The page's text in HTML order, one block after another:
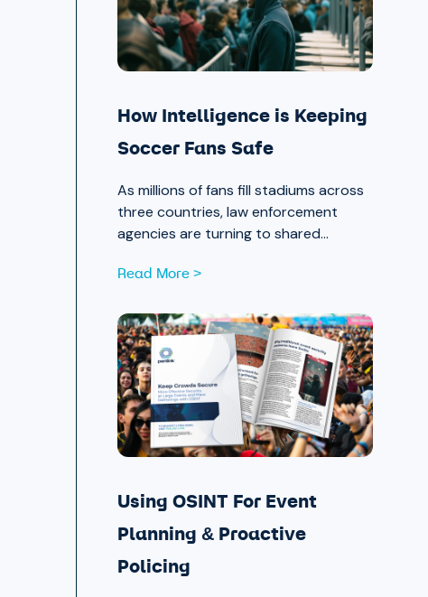
How Intelligence is Keeping
Soccer Fans Safe
As millions of fans fill stadiums across
three countries, law enforcement
agencies are turning to shared
and cyber threats alike.
Read More >
Using OSINT For Event
Planning & Proactive
Policing